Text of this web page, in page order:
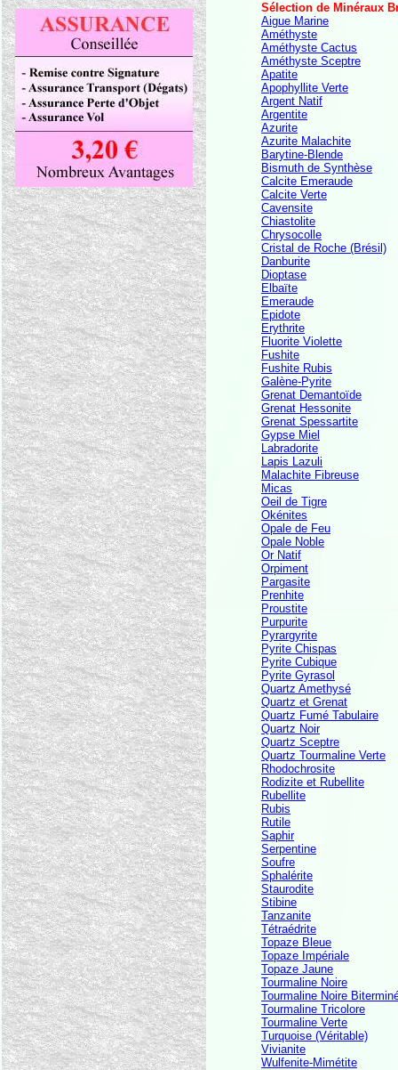
Sélection de Minéraux
Aigue Marine
Améthyste
Améthyste Cactus
Améthyste Sceptre
Apatite
Apophyllite Verte
Argent Natif
Argentite
Azurite
Azurite Malachite
Barytine-Blende
Bismuth de Synthèse
Calcite Emeraude
Calcite Verte
Cavensite
Chiastolite
Chrysocolle
Cristal de Roche (Brésil)
Danburite
Dioptase
Elbaïte
Emeraude
Epidote
Erythrite
Fluorite Violette
Fushite
Fushite Rubis
Galène-Pyrite
Grenat Demantoïde
Grenat Hessonite
Grenat Spessartite
Gypse Miel
Labradorite
Lapis Lazuli
Malachite Fibreuse
Micas
Oeil de Tigre
Okénites
Opale de Feu
Opale Noble
Or Natif
Orpiment
Pargasite
Prenhite
Proustite
Purpurite
Pyrargyrite
Pyrite Chispas
Pyrite Cubique
Pyrite Gyrasol
Quartz Amethysé
Quartz et Grenat
Quartz Fumé Tabulaire
Quartz Noir
Quartz Sceptre
Quartz Tourmaline Verte
Rhodochrosite
Rodizite et Rubellite
Rubellite
Rubis
Rutile
Saphir
Serpentine
Soufre
Sphalérite
Staurodite
Stibine
Tanzanite
Tétraédrite
Topaze Bleue
Topaze Impériale
Topaze Jaune
Tourmaline Noire
Tourmaline Noire
Tourmaline Tricolore
Tourmaline Verte
Turquoise (Véritable)
Vivianite
Wulfenite-Mimétite